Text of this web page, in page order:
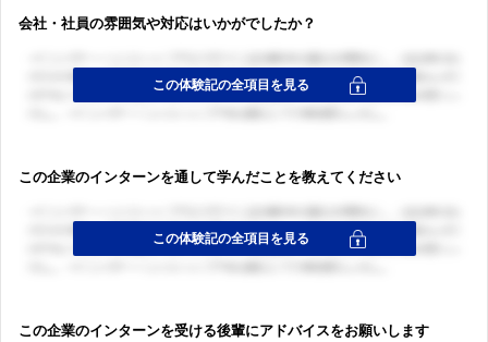
会社・社員の雰囲気や対応はいかがでしたか？
この企業のインターンを通して学んだことを教えてください
この企業のインターンを受ける後輩にアドバイスをお願いします
ログイン・会員登録
ログイン・会員登録